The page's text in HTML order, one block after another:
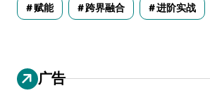
赋能 跨界融合 进阶实战
广告